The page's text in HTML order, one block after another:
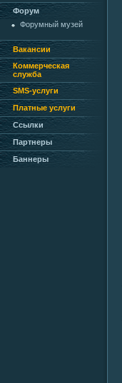
Форум
Форумный музей
Вакансии
Коммерческая
служба
SMS-услуги
Платные услуги
Ссылки
Партнеры
Баннеры